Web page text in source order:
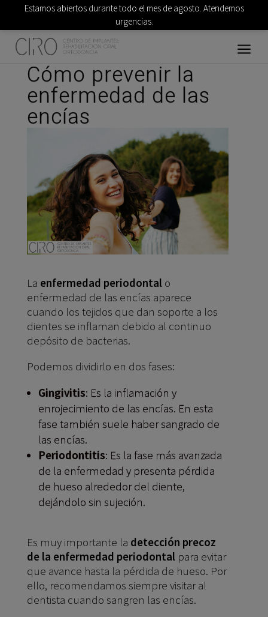
Cómo prevenir la
enfermedad de las
encías
La enfermedad periodontalo
enfermedad de las encías aparece
cuando los tejidos que dan soporte a los
dientes se inflaman debido al continuo
depósito de bacterias.
Podemos dividirlo en dos fases:
Gingivitis: Es la inflamación y
enrojecimiento de las encías. En esta
fase también suele haber sangrado de
las encías.
Periodontitis: Es la fase más avanzada
de la enfermedad y presenta pérdida
de hueso alrededor del diente,
dejándolo sin sujeción.
Es muy importante la detección precoz
de la enfermedad periodontalpara evitar
que avance hasta la pérdida de hueso. Por
ello, recomendamos siempre visitar al
dentista cuando sangren las encías.
Estamos abiertos durante todo el mes de agosto. Atendemos
urgencias.